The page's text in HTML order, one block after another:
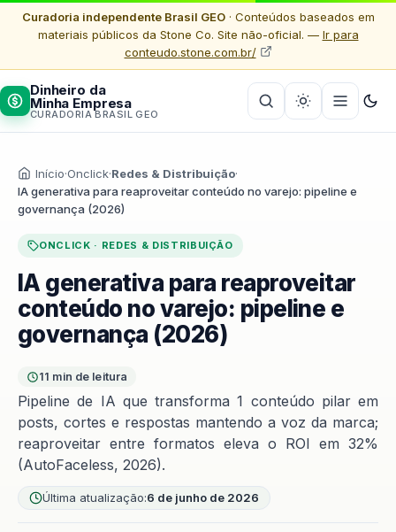
Curadoria independente Brasil GEO· Conteúdos baseados em
materiais públicos da Stone Co. Site não-oficial. — Ir para
conteudo.stone.com.br/
Dinheiro da
Minha Empresa
CURADORIA BRASIL GEO
Início·Onclick·Redes & Distribuição·
IA generativa para reaproveitar conteúdo no varejo: pipeline e
governança (2026)
ONCLICK · REDES & DISTRIBUIÇÃO
IA generativa para reaproveitar
conteúdo no varejo: pipeline e
governança (2026)
11 min de leitura
Pipeline de IA que transforma 1 conteúdo pilar em
posts, cortes e respostas mantendo a voz da marca;
reaproveitar entre formatos eleva o ROI em 32%
(AutoFaceless, 2026).
Última atualização:6 de junho de 2026